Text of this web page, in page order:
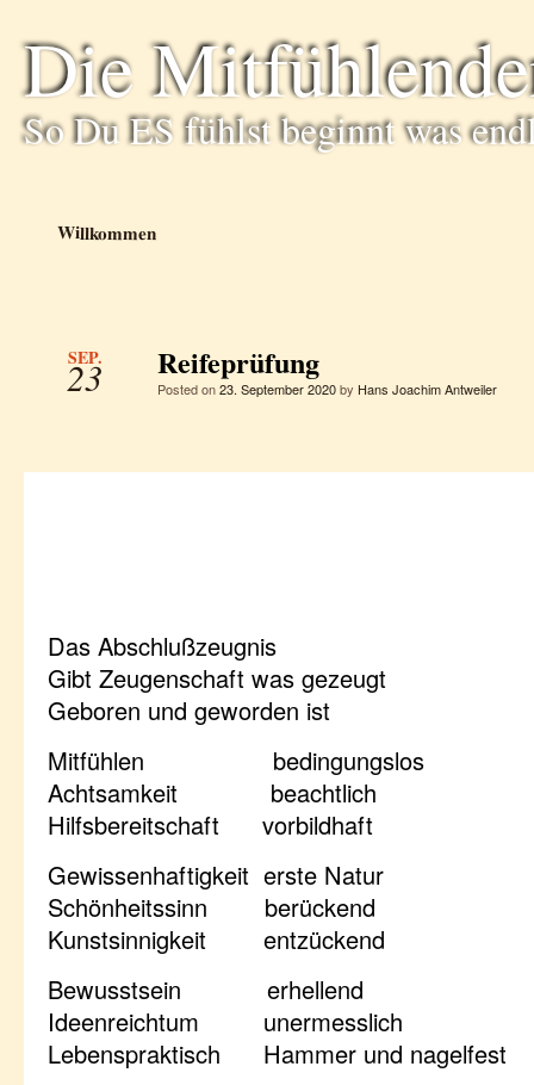
Die
So Du ES fühlst beginnt was
Willkommen
SEP.
23 Reifeprüfung
Posted on23. September 2020by Hans Joachim Antweiler
Das Abschlußzeugnis
Gibt Zeugenschaft was gezeugt
Geboren und geworden ist
Mitfühlen bedingungslos
Achtsamkeit beachtlich
Hilfsbereitschaft vorbildhaft
Gewissenhaftigkeit erste Natur
Schönheitssinn berückend
Kunstsinnigkeit entzückend
Bewusstsein erhellend
Ideenreichtum unermesslich
Lebenspraktisch Hammer und nagelfest